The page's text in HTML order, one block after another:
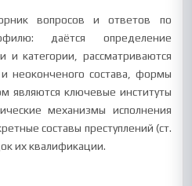
вопросов и ответов по
даётся определение
и категории, рассматриваются
неоконченого состава, формы
являются ключевые институты
механизмы исполнения
составы преступлений (ст.
их квалификации.